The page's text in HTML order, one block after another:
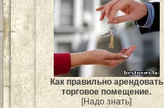
Как правильно арендовать
торговое помещение.
[Надо знать]